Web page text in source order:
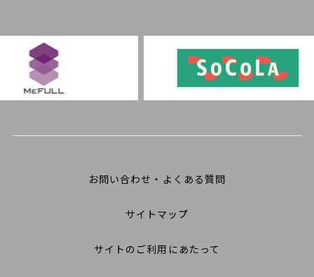
お問い合わせ・よくある質問
サイトマップ
サイトのご利用にあたって